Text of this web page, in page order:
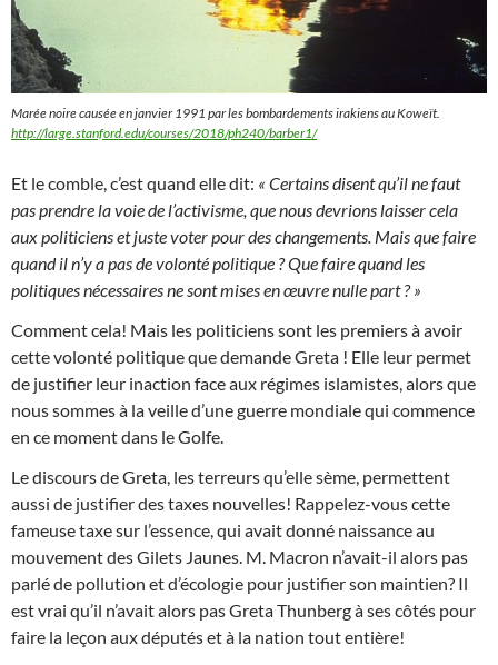
Marée noire causée en janvier 1991 par les bombardements irakiens au Koweït.
http://large.stanford.edu/courses/2018/ph240/barber1/
Et le comble, c’est quand elle dit: « Certains disent qu’il ne faut
pas prendre la voie de l’activisme, que nous devrions laisser cela
aux politiciens et juste voter pour des changements. Mais que faire
quand il n’y a pas de volonté politique ? Que faire quand les
politiques nécessaires ne sont mises en œuvre nulle part ? »
Comment cela! Mais les politiciens sont les premiers à avoir
cette volonté politique que demande Greta ! Elle leur permet
de justifier leur inaction face aux régimes islamistes, alors que
nous sommes à la veille d’une guerre mondiale qui commence
en ce moment dans le Golfe.
Le discours de Greta, les terreurs qu’elle sème, permettent
aussi de justifier des taxes nouvelles! Rappelez-vous cette
fameuse taxe sur l’essence, qui avait donné naissance au
mouvement des Gilets Jaunes. M. Macron n’avait-il alors pas
parlé de pollution et d’écologie pour justifier son maintien? Il
est vrai qu’il n’avait alors pas Greta Thunberg à ses côtés pour
faire la leçon aux députés et à la nation tout entière!